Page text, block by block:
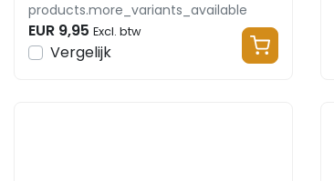
products.more_variants_available
EUR 9,95 Excl. btw
Vergelijk